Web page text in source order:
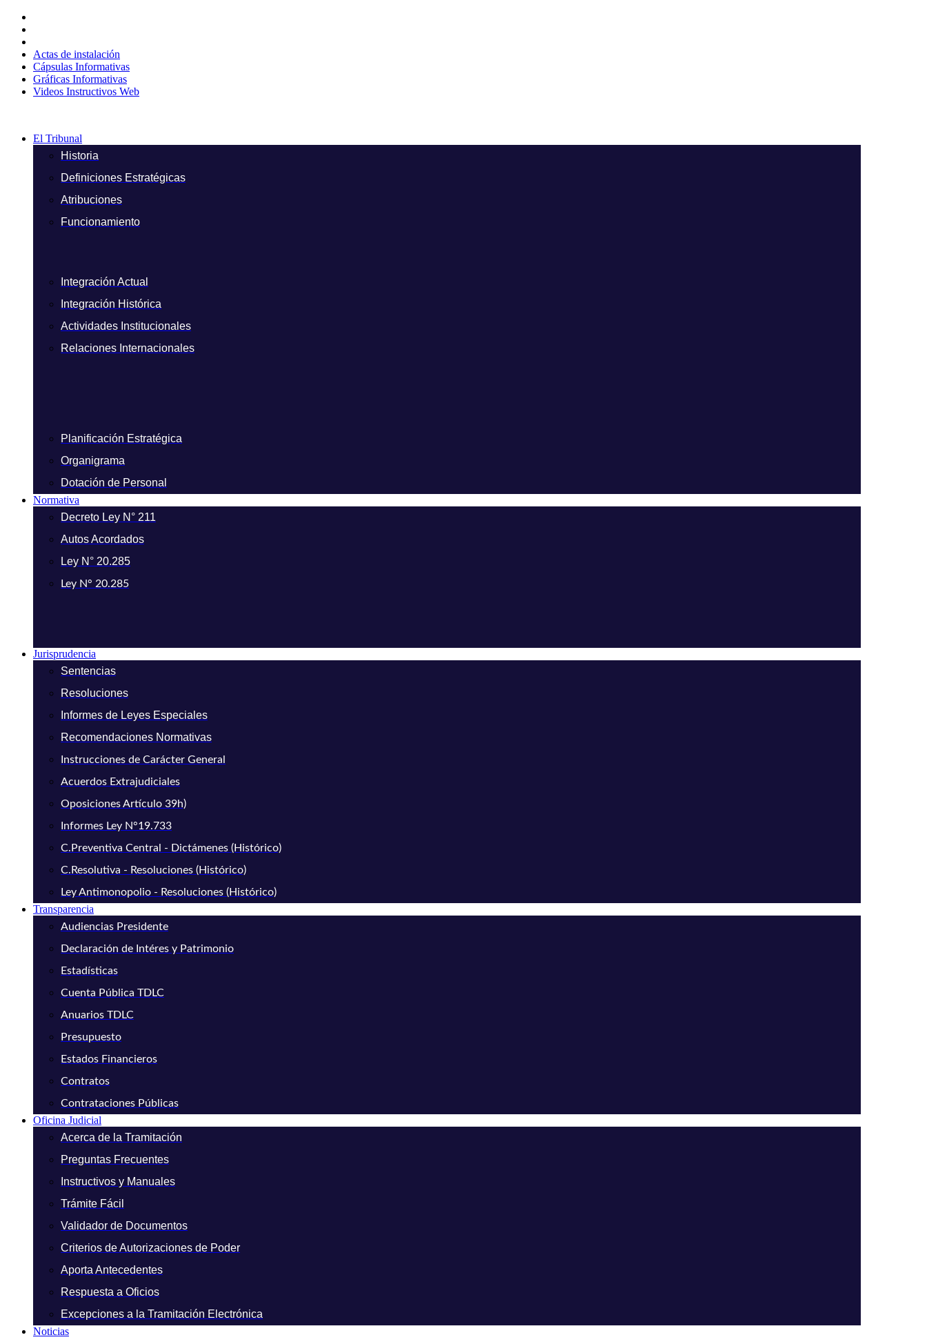
contenido
Actas de instalación
Cápsulas Informativas
Gráficas Informativas
Videos Instructivos Web
El Tribunal
Historia
Definiciones Estratégicas
Atribuciones
Funcionamiento
Integración Actual
Integración Histórica
Actividades Institucionales
Relaciones Internacionales
Planificación Estratégica
Organigrama
Dotación de Personal
Normativa
Decreto Ley N° 211
Autos Acordados
Ley N° 20.285
Ley N° 20.285
Jurisprudencia
Sentencias
Resoluciones
Informes de Leyes Especiales
Recomendaciones Normativas
Instrucciones de Carácter General
Acuerdos Extrajudiciales
Oposiciones Artículo 39h)
Informes Ley N°19.733
C.Preventiva Central - Dictámenes (Histórico)
C.Resolutiva - Resoluciones (Histórico)
Ley Antimonopolio - Resoluciones (Histórico)
Transparencia
Audiencias Presidente
Declaración de Intéres y Patrimonio
Estadísticas
Cuenta Pública TDLC
Anuarios TDLC
Presupuesto
Estados Financieros
Contratos
Contrataciones Públicas
Oficina Judicial
Acerca de la Tramitación
Preguntas Frecuentes
Instructivos y Manuales
Trámite Fácil
Validador de Documentos
Criterios de Autorizaciones de Poder
Aporta Antecedentes
Respuesta a Oficios
Excepciones a la Tramitación Electrónica
Noticias